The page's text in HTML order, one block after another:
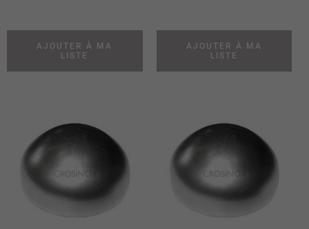
AJOUTER À MA
LISTE
AJOUTER À MA
LISTE